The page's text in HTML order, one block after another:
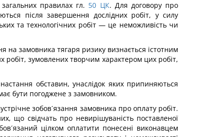
правилах гл. 50 ЦК. Для договору про
після завершення дослідних робіт, у силу
та технологічних робіт — це неможливість чи
замовника тягаря ризику визнається істотним
робіт, зумовлених творчим характером цих робіт,
обставин, унаслідок яких припиняються
бути погоджене з замовником.
зобов´язання замовника про оплату робіт.
що свідчать про невирішуваність поставленої
цілком оплатити понесені виконавцем